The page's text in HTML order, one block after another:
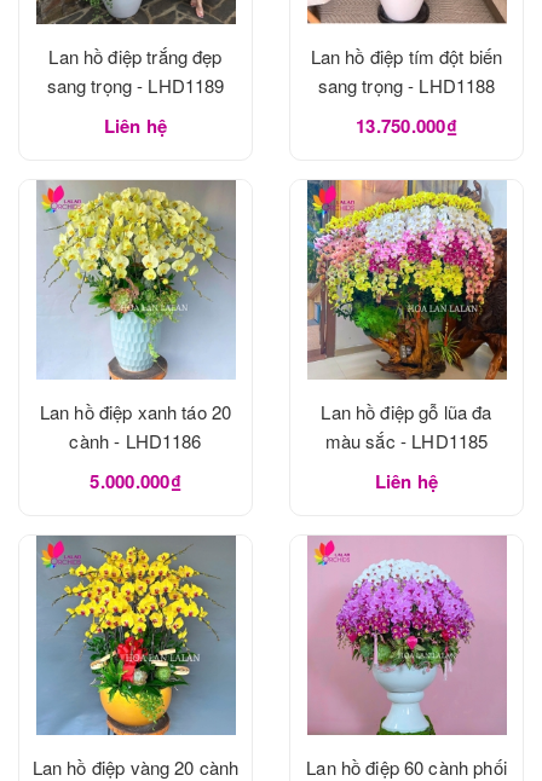
Lan hồ điệp trắng đẹp
sang trọng - LHD1189
Liên hệ
Lan hồ điệp tím đột biến
sang trọng - LHD1188
13.750.000₫
Lan hồ điệp xanh táo 20
cành - LHD1186
5.000.000₫
Lan hồ điệp gỗ lũa đa
màu sắc - LHD1185
Liên hệ
Lan hồ điệp vàng 20 cành
Lan hồ điệp 60 cành phối